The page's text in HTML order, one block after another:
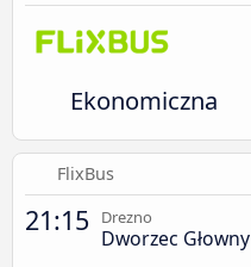
Ekonomiczna
FlixBus
21:15 Drezno
Dworzec Głowny